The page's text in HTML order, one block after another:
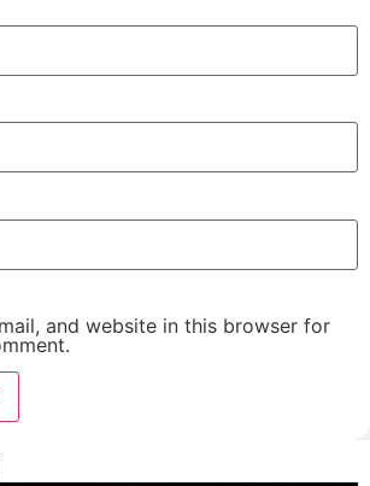
and website in this browser for